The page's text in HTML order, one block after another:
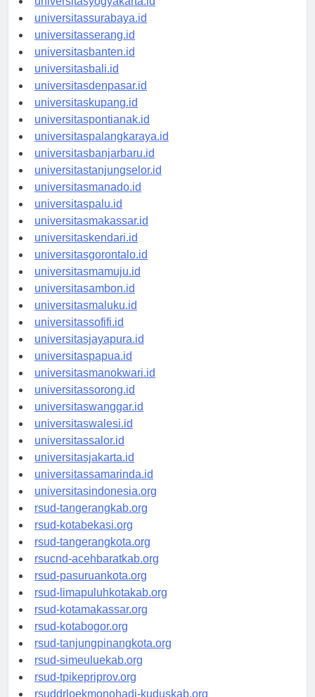
universitasyogyakarta.id
universitassurabaya.id
universitasserang.id
universitasbanten.id
universitasbali.id
universitasdenpasar.id
universitaskupang.id
universitaspontianak.id
universitaspalangkaraya.id
universitasbanjarbaru.id
universitastanjungselor.id
universitasmanado.id
universitaspalu.id
universitasmakassar.id
universitaskendari.id
universitasgorontalo.id
universitasmamuju.id
universitasambon.id
universitasmaluku.id
universitassofifi.id
universitasjayapura.id
universitaspapua.id
universitasmanokwari.id
universitassorong.id
universitaswanggar.id
universitaswalesi.id
universitassalor.id
universitasjakarta.id
universitassamarinda.id
universitasindonesia.org
rsud-tangerangkab.org
rsud-kotabekasi.org
rsud-tangerangkota.org
rsucnd-acehbaratkab.org
rsud-pasuruankota.org
rsud-limapuluhkotakab.org
rsud-kotamakassar.org
rsud-kotabogor.org
rsud-tanjungpinangkota.org
rsud-simeuluekab.org
rsud-tpikepriprov.org